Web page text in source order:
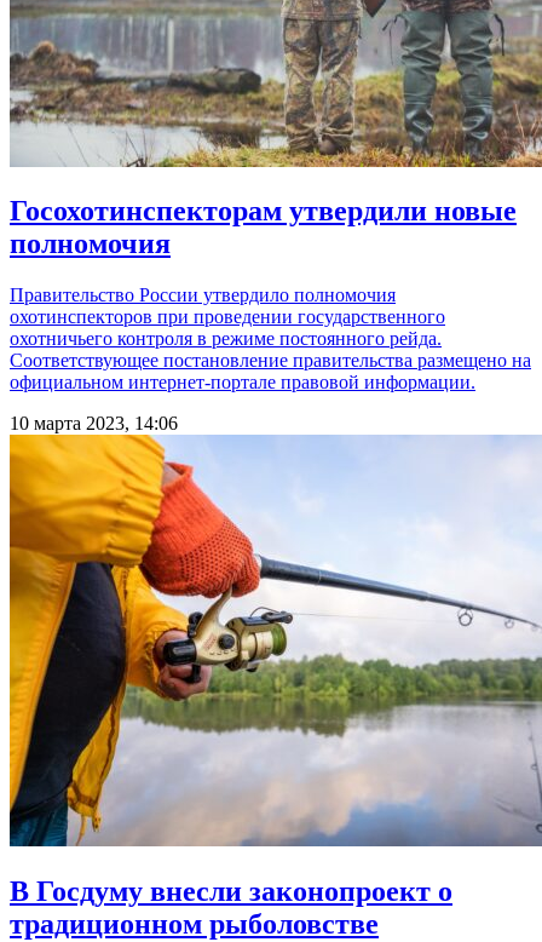
Госохотинспекторам утвердили новые
полномочия
Правительство России утвердило полномочия
охотинспекторов при проведении государственного
охотничьего контроля в режиме постоянного рейда.
Соответствующее постановление правительства размещено на
официальном интернет-портале правовой информации.
10 марта 2023, 14:06
В Госдуму внесли законопроект о
традиционном рыболовстве